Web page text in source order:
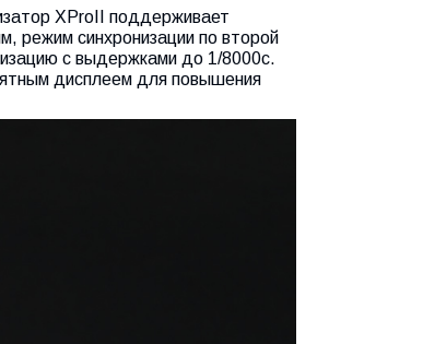
XProII поддерживает
режим синхронизации по второй
с выдержками до 1/8000с.
дисплеем для повышения